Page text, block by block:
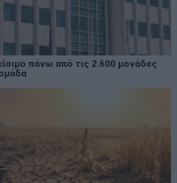
πάνω από τις 2.600 μονάδες